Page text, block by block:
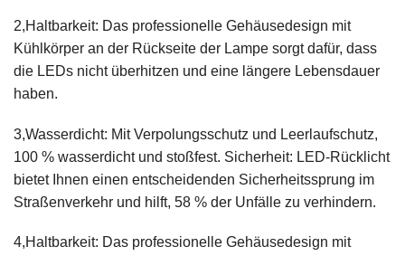
2,Haltbarkeit: Das professionelle Gehäusedesign mit
Kühlkörper an der Rückseite der Lampe sorgt dafür, dass
die LEDs nicht überhitzen und eine längere Lebensdauer
haben.
3,Wasserdicht: Mit Verpolungsschutz und Leerlaufschutz,
100 % wasserdicht und stoßfest. Sicherheit: LED-Rücklicht
bietet Ihnen einen entscheidenden Sicherheitssprung im
Straßenverkehr und hilft, 58 % der Unfälle zu verhindern.
4,Haltbarkeit: Das professionelle Gehäusedesign mit